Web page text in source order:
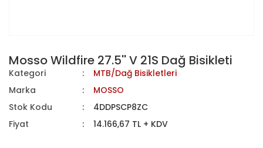
Mosso Wildfire 27.5'' V 21S Dağ Bisikleti
Kategori
MTB/Dağ Bisikletleri
Marka
MOSSO
Stok Kodu
4DDPSCP8ZC
Fiyat
14.166,67 TL + KDV